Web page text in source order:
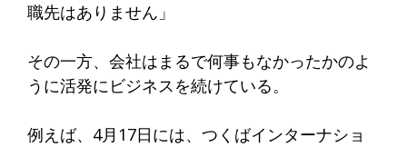
職先はありません」
その一方、会社はまるで何事もなかったかのよ
うに活発にビジネスを続けている。
例えば、4月17日には、つくばインターナショ